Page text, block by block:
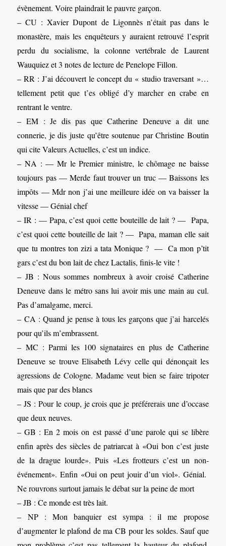
évènement. Voire plaindrait le pauvre garçon.
– CU : Xavier Dupont de Ligonnès n’était pas dans le
monastère, mais les enquêteurs y auraient retrouvé l’esprit
perdu du socialisme, la colonne vertébrale de Laurent
Wauquiez et 3 notes de lecture de Penelope Fillon.
– RR : J’ai découvert le concept du « studio traversant »…
tellement petit que t’es obligé d’y marcher en crabe en
rentrant le ventre.
– EM : Je dis pas que Catherine Deneuve a dit une
connerie, je dis juste qu’être soutenue par Christine Boutin
qui cite Valeurs Actuelles, c’est un indice.
– NA : — Mr le Premier ministre, le chômage ne baisse
toujours pas — Merde faut trouver un truc — Baissons les
impôts — Mdr non j’ai une meilleure idée on va baisser la
vitesse — Génial chef
– IR : — Papa, c’est quoi cette bouteille de lait ? — Papa,
c’est quoi cette bouteille de lait ? — Papa, maman elle sait
que tu montres ton zizi a tata Monique ? — Ca mon p’tit
gars c’est du bon lait de chez Lactalis, finis-le vite !
– JB : Nous sommes nombreux à avoir croisé Catherine
Deneuve dans le métro sans lui avoir mis une main au cul.
Pas d’amalgame, merci.
– CA : Quand je pense à tous les garçons que j’ai harcelés
pour qu’ils m’embrassent.
– MC : Parmi les 100 signataires en plus de Catherine
Deneuve se trouve Elisabeth Lévy celle qui dénonçait les
agressions de Cologne. Madame veut bien se faire tripoter
mais que par des blancs
– JS : Pour le coup, je crois que je préférerais une d’occase
que deux neuves.
– GB : En 2 mois on est passé d’une parole qui se libère
enfin après des siècles de patriarcat à «Oui bon c’est juste
de la drague lourde». Puis «Les frotteurs c’est un non-
événement». Enfin «Oui on peut jouir d’un viol». Génial.
Ne rouvrons surtout jamais le débat sur la peine de mort
– JB : Ce monde est très lait.
– NP : Mon banquier est sympa : il me propose
d’augmenter le plafond de ma CB pour les soldes. Sauf que